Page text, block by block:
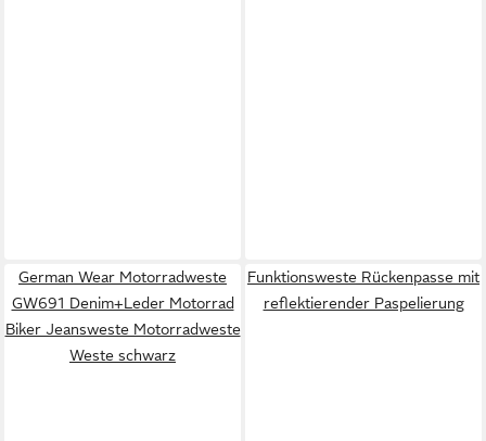
German Wear Motorradweste
GW691 Denim+Leder Motorrad
Biker Jeansweste Motorradweste
Weste schwarz
Funktionsweste Rückenpasse mit
reflektierender Paspelierung